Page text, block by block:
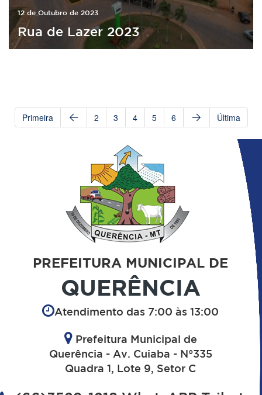
12 de Outubro de 2023
Rua de Lazer 2023
Primeira 2 3 4 5 6 Última
PREFEITURA MUNICIPAL DE
QUERÊNCIA
Atendimento das 7:00 às 13:00
Prefeitura Municipal de
Querência - Av. Cuiaba - N°335
Quadra 1, Lote 9, Setor C